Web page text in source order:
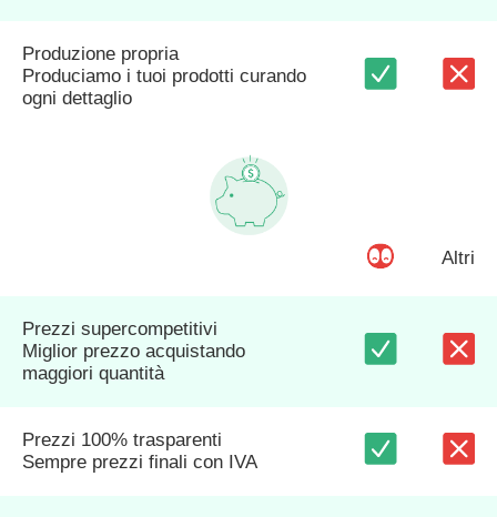
Produzione propria
Produciamo i tuoi prodotti curando
ogni dettaglio
Altri
Prezzi supercompetitivi
Miglior prezzo acquistando
maggiori quantità
Prezzi 100% trasparenti
Sempre prezzi finali con IVA